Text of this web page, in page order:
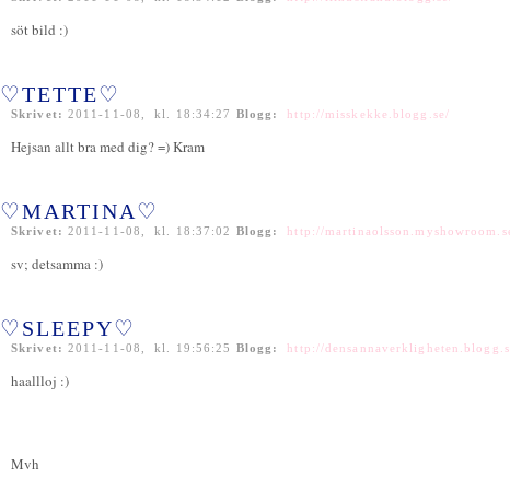
söt bild :)
♡TETTE♡
Skrivet: 2011-11-08, kl. 18:34:27 Blogg: http://misskekke.blogg.se/
Hejsan allt bra med dig? =) Kram
♡MARTINA♡
Skrivet: 2011-11-08, kl. 18:37:02 Blogg: http://
sv; detsamma :)
♡SLEEPY♡
Skrivet: 2011-11-08, kl. 19:56:25 Blogg: http://
haallloj :)
Mvh